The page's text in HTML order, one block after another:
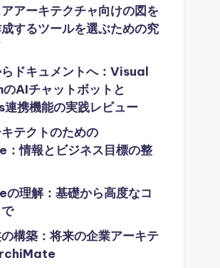
アーキテクチャ向けの図を
するツールを選ぶための究
ドキュメントへ：Visual
AIチャットボットと
携機能の実践レビュー
テクトのための
情報とビジネス目標の整
理解：基礎から高度なコ
構築：将来の企業アーキテ